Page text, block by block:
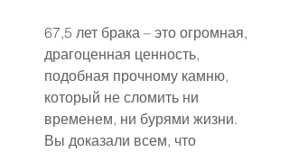
67,5 лет брака – это огромная,
драгоценная ценность,
подобная прочному камню,
который не сломить ни
временем, ни бурями жизни.
Вы доказали всем, что